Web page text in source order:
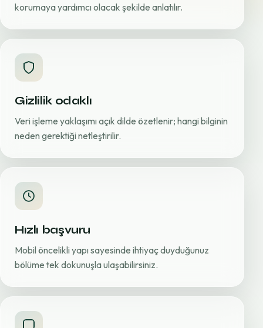
korumaya yardımcı olacak şekilde anlatılır.
Gizlilik odaklı
Veri işleme yaklaşımı açık dilde özetlenir; hangi bilginin
neden gerektiği netleştirilir.
Hızlı başvuru
Mobil öncelikli yapı sayesinde ihtiyaç duyduğunuz
bölüme tek dokunuşla ulaşabilirsiniz.